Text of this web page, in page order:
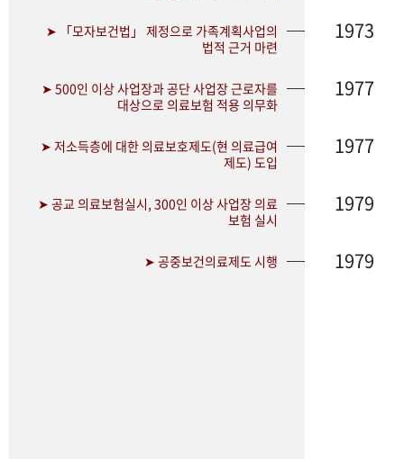
➤ 「모자보건법」 제정으로 가족계획사업의
법적 근거 마련
1973
➤ 500인 이상 사업장과 공단 사업장 근로자를
대상으로 의료보험 적용 의무화
1977
➤ 저소득층에 대한 의료보호제도(현 의료급여
제도) 도입
1977
➤ 공교 의료보험실시, 300인 이상 사업장 의료
보험 실시
1979
➤ 공중보건의료제도 시행 1979